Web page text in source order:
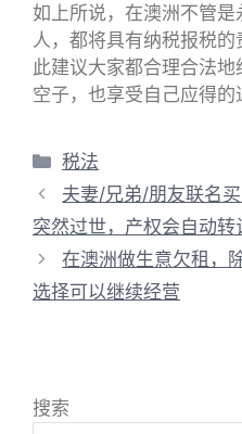
如上所说，在澳洲不管
人，都将具有纳税报税
此建议大家都合理合法
空子，也享受自己应得的
分
类
税法
夫妻/兄弟/朋友联名
突然过世，产权会自动转
在澳洲做生意欠租，
选择可以继续经营
搜索